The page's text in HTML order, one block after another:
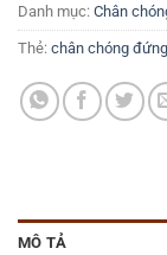
Danh mục: Chân
Thẻ: chân chóng đứng
MÔ TẢ